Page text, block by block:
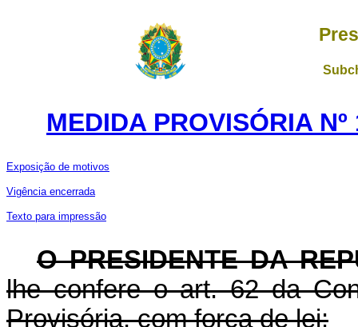
MEDIDA PROVISÓRIA
Exposição de motivos
Vigência encerrada
Texto para impressão
O PRESIDENTE DA
lhe confere o art. 62 da
Provisória, com força de lei: